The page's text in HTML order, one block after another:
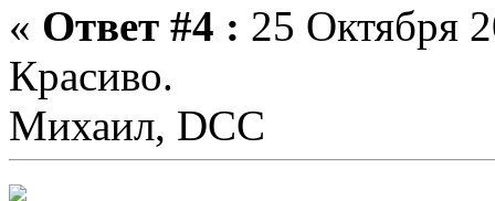
« Ответ #4 : 25 Октября
Красиво.
Михаил, DCC